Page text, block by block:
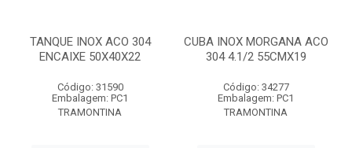
TANQUE INOX ACO 304
ENCAIXE 50X40X22
Código: 31590
Embalagem: PC1
TRAMONTINA
CUBA INOX MORGANA ACO
304 4.1/2 55CMX19
Código: 34277
Embalagem: PC1
TRAMONTINA